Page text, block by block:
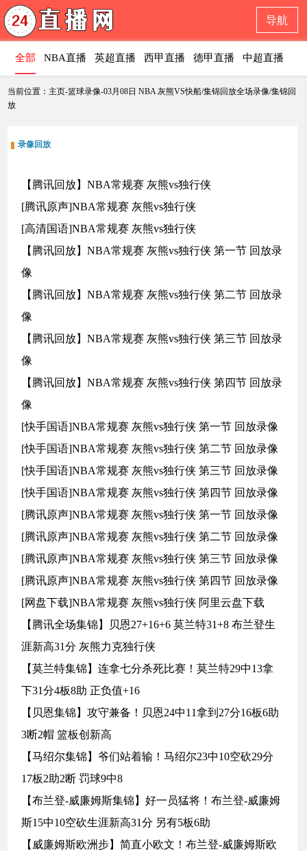
导航
全部 NBA直播 英超直播 西甲直播 德甲直播 中超直播
当前位置：主页-篮球录像-03月08日 NBA 灰熊VS快船/集锦回放全场录像/集锦回
放
录像回放
【腾讯回放】NBA常规赛 灰熊vs独行侠
[腾讯原声]NBA常规赛 灰熊vs独行侠
[高清国语]NBA常规赛 灰熊vs独行侠
【腾讯回放】NBA常规赛 灰熊vs独行侠 第一节 回放录
像
【腾讯回放】NBA常规赛 灰熊vs独行侠 第二节 回放录
像
【腾讯回放】NBA常规赛 灰熊vs独行侠 第三节 回放录
像
【腾讯回放】NBA常规赛 灰熊vs独行侠 第四节 回放录
像
[快手国语]NBA常规赛 灰熊vs独行侠 第一节 回放录像
[快手国语]NBA常规赛 灰熊vs独行侠 第二节 回放录像
[快手国语]NBA常规赛 灰熊vs独行侠 第三节 回放录像
[快手国语]NBA常规赛 灰熊vs独行侠 第四节 回放录像
[腾讯原声]NBA常规赛 灰熊vs独行侠 第一节 回放录像
[腾讯原声]NBA常规赛 灰熊vs独行侠 第二节 回放录像
[腾讯原声]NBA常规赛 灰熊vs独行侠 第三节 回放录像
[腾讯原声]NBA常规赛 灰熊vs独行侠 第四节 回放录像
[网盘下载]NBA常规赛 灰熊vs独行侠 阿里云盘下载
【腾讯全场集锦】贝恩27+16+6 莫兰特31+8 布兰登生
涯新高31分 灰熊力克独行侠
【莫兰特集锦】连拿七分杀死比赛！莫兰特29中13拿
下31分4板8助 正负值+16
【贝恩集锦】攻守兼备！贝恩24中11拿到27分16板6助
3断2帽 篮板创新高
【马绍尔集锦】爷们站着输！马绍尔23中10空砍29分
17板2助2断 罚球9中8
【布兰登-威廉姆斯集锦】好一员猛将！布兰登-威廉姆
斯15中10空砍生涯新高31分 另有5板6助
【威廉姆斯欧洲步】简直小欧文！布兰登-威廉姆斯欧